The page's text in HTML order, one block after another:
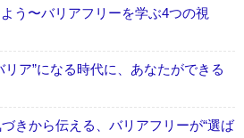
う〜バリアフリーを学ぶ4つの視
リア”になる時代に、あなたができる
きから伝える、バリアフリーが“選ば